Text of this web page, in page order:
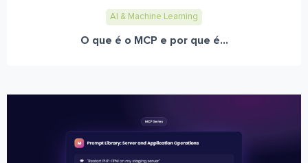
AI & Machine Learning
O que é o MCP e por que é...